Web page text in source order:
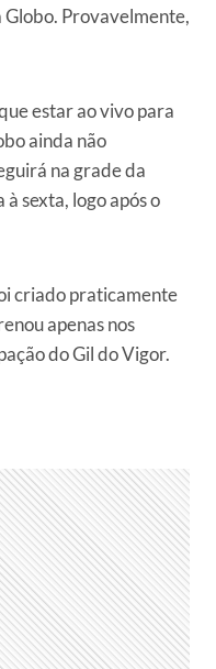
Provavelmente,
estar ao vivo para
ainda não
na grade da
sexta, logo após o
criado praticamente
apenas nos
do Gil do Vigor.